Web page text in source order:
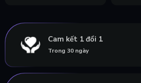
Cam kết 1 đổi 1
Trong 30 ngày